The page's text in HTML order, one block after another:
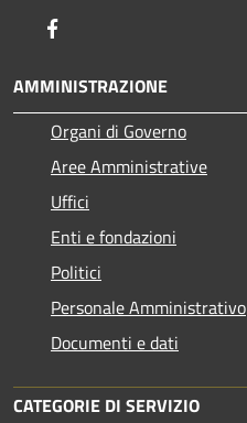
AMMINISTRAZIONE
Organi di Governo
Aree Amministrative
Uffici
Enti e fondazioni
Politici
Personale Amministrativo
Documenti e dati
CATEGORIE DI SERVIZIO